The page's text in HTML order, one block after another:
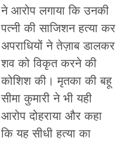
ने आरोप लगाया कि उनकी
पत्नी की साजिशन हत्या कर
अपराधियों ने तेज़ाब डालकर
शव को विकृत करने की
कोशिश की। मृतका की बहू
सीमा कुमारी ने भी यही
आरोप दोहराया और कहा
कि यह सीधी हत्या का